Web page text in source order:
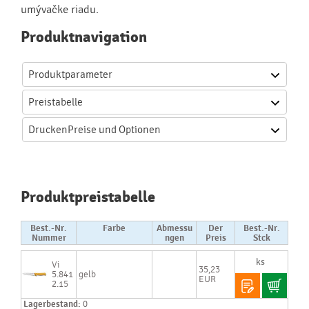
umývačke riadu.
Produktnavigation
Produktparameter
Preistabelle
DruckenPreise und Optionen
Produktpreistabelle
Best.-Nr.
Nummer
Farbe
Abmessu
ngen
Der
Preis
Best.-Nr.
Stck
Vi
5.841
2.15
gelb
35,23
EUR
Lagerbestand: 0